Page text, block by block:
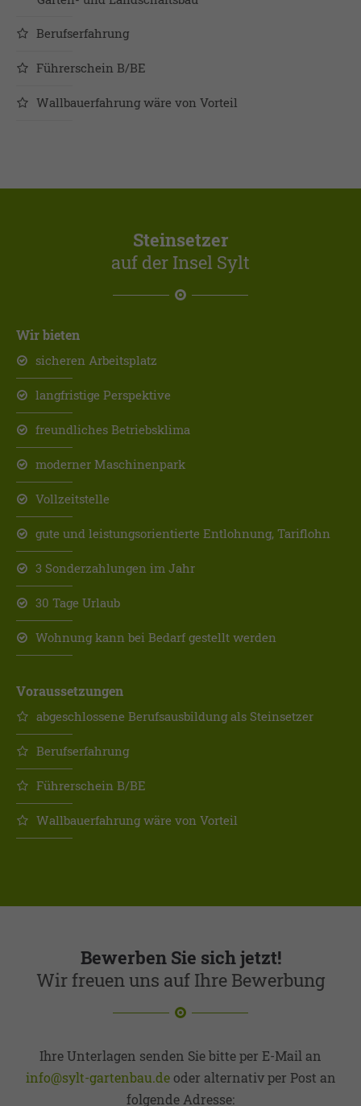
Berufserfahrung
Führerschein B/BE
Wallbauerfahrung wäre von Vorteil
Steinsetzer
auf der Insel Sylt
Wir bieten
sicheren Arbeitsplatz
langfristige Perspektive
freundliches Betriebsklima
moderner Maschinenpark
Vollzeitstelle
gute und leistungsorientierte Entlohnung, Tariflohn
3 Sonderzahlungen im Jahr
30 Tage Urlaub
Wohnung kann bei Bedarf gestellt werden
Voraussetzungen
abgeschlossene Berufsausbildung als Steinsetzer
Berufserfahrung
Führerschein B/BE
Wallbauerfahrung wäre von Vorteil
Bewerben Sie sich jetzt!
Wir freuen uns auf Ihre Bewerbung
Ihre Unterlagen senden Sie bitte per E-Mail an
info@sylt-gartenbau.deoder alternativ per Post an
folgende Adresse: